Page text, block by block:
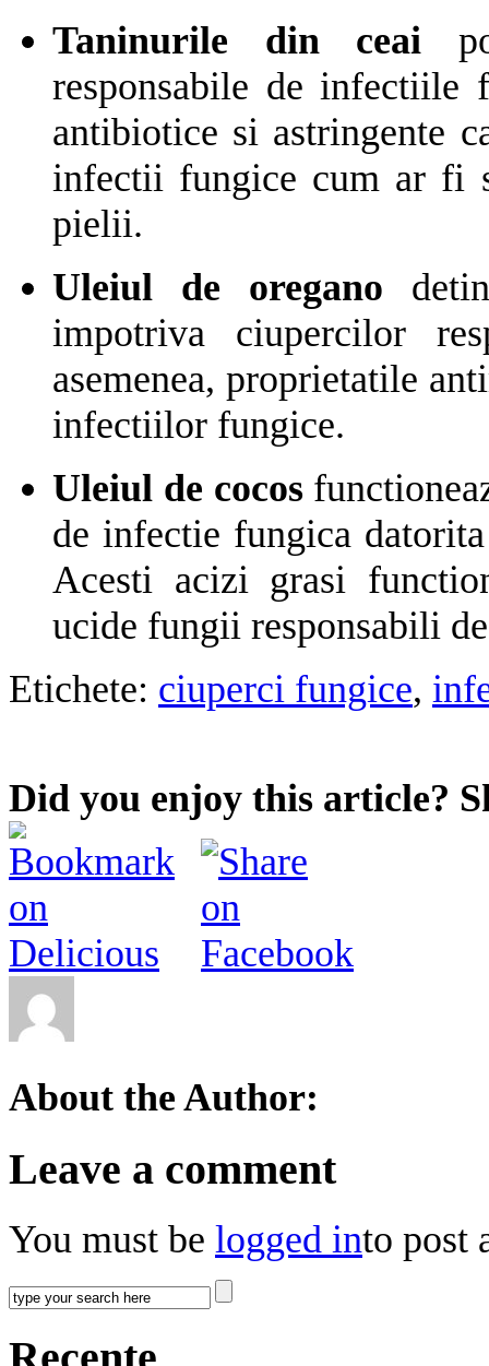
Taninurile din ceai
responsabile de infectiile
antibiotice si astringente
infectii fungice cum ar fi
pielii.
Uleiul de oregano
impotriva ciupercilor
asemenea, proprietatile
infectiilor fungice.
Uleiul de cocos
de infectie fungica
Acesti acizi grasi
ucide fungii responsabili
Etichete: ciuperci fungice,
Did you enjoy this article?
About the Author:
Leave a comment
You must be logged into post